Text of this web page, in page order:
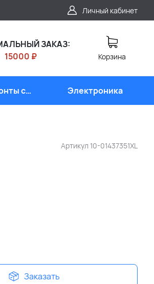
Личный кабинет
ЗАКАЗ:
15000 ₽
Корзина
с
Электроника
Артикул 10-01437351XL
Заказать